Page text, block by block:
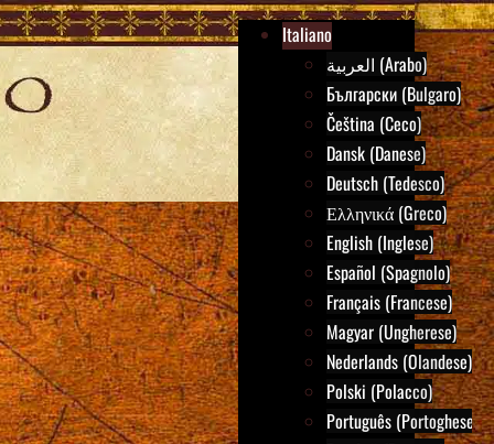
Italiano
العربية (Arabo)
Български (Bulgaro)
Čeština (Ceco)
Dansk (Danese)
Deutsch (Tedesco)
Ελληνικά (Greco)
English (Inglese)
Español (Spagnolo)
Français (Francese)
Magyar (Ungherese)
Nederlands (Olandese)
Polski (Polacco)
Português (Portoghese)